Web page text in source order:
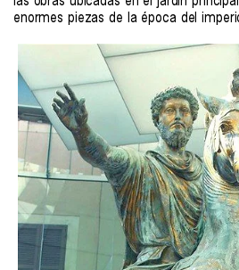
enormes piezas de la época del